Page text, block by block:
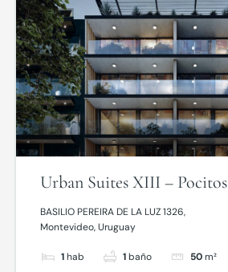
Urban Suites XIII – Pocitos
BASILIO PEREIRA DE LA LUZ 1326,
Montevideo, Uruguay
1hab 1baño 50m²